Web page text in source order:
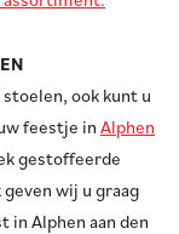
ook kunt u
feestje in Alphen
gestoffeerde
wij u graag
in Alphen aan den